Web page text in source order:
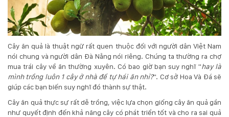
-
168
Võ
Công
-
Hòa
Quý
-
TP.
Đà
Cây ăn quả là thuật ngữ rất quen thuộc đối với người dân Việt Nam
nói chung và người dân Đà Nẵng nói riêng. Chúng ta thường ra chợ
mua trái cây về ăn thường xuyên. Có bao giờ bạn suy nghĩ "hay là
mình trồng luôn 1 cây ở nhà để tự hái ăn nhỉ?". Cơ sở Hoa Và Đá sẽ
giúp các bạn biến suy nghĩ đó thành sự thật.
Cây ăn quả thực sự rất dễ trồng, việc lựa chọn giống cây ăn quả gần
như quyết định đến khả năng cây có phát triển tốt và cho ra sai quả